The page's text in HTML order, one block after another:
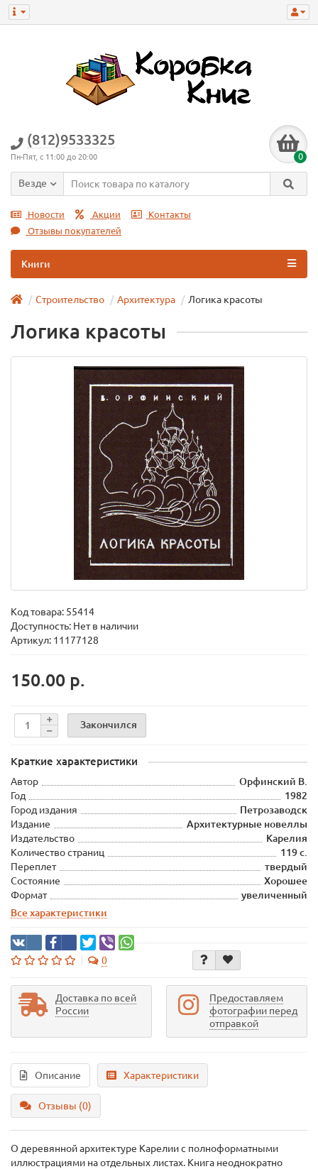
(812)9533325
Пн-Пят, с 11:00 до 20:00 0
Везде
Новости Акции
Контакты
Отзывы покупателей
Книги
Строительство Архитектура Логика красоты
Логика красоты
Код товара: 55414
Доступность: Нет в наличии
Артикул: 11177128
150.00 р.
Закончился
Краткие характеристики
Автор
Орфинский В.
Год
1982
Город издания
Петрозаводск
Издание
Архитектурные новеллы
Издательство
Карелия
Количество страниц
119 с.
Переплет
твердый
Состояние
Хорошее
Формат
увеличенный
Все характеристики
0
Доставка по всей
России
Предоставляем
фотографии перед
отправкой
Описание Характеристики
Отзывы (0)
О деревянной архитектуре Карелии с полноформатными
иллюстрациями на отдельных листах. Книга неоднократно